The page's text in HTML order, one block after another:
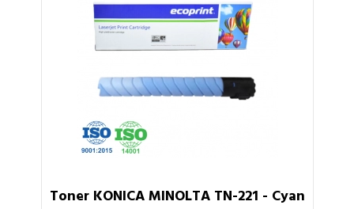
Toner KONICA MINOLTA TN-221 - Cyan